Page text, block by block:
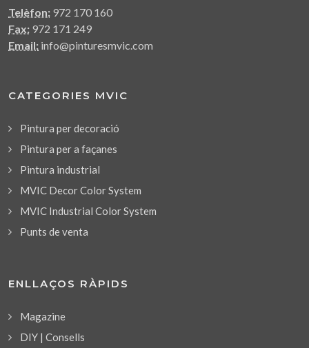
Telèfon: 972 170 160
Fax: 972 171 249
Email: info@pinturesmvic.com
CATEGORIES MVIC
Pintura per decoració
Pintura per a façanes
Pintura industrial
MVIC Decor Color System
MVIC Industrial Color System
Punts de venta
ENLLAÇOS RÀPIDS
Magazine
DIY | Consells